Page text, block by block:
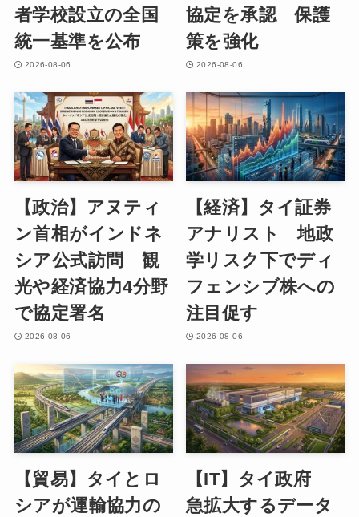
者学校設立の全国
統一基準を公布
2026-08-06
協定を承認 保護
策を強化
2026-08-06
【政治】アヌティ
ン首相がインドネ
シア公式訪問 観
光や経済協力4分野
で協定署名
2026-08-06
【経済】タイ証券
アナリスト 地政
学リスク下でディ
フェンシブ株への
注目促す
2026-08-06
【貿易】タイとロ
シアが運輸協力の
【IT】タイ政府
急拡大するデータ